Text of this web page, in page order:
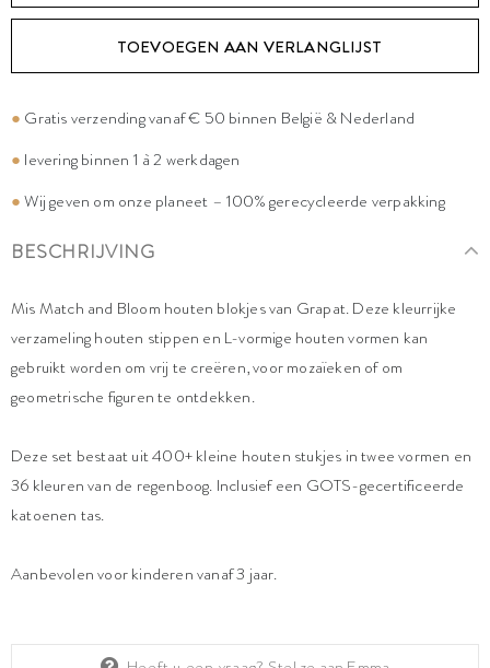
TOEVOEGEN AAN VERLANGLIJST
● Gratis verzending vanaf € 50 binnen België & Nederland
● levering binnen 1 à 2 werkdagen
●Wij geven om onze planeet – 100% gerecycleerde verpakking
BESCHRIJVING
Mis Match and Bloom houten blokjes van Grapat. Deze kleurrijke
verzameling houten stippen en L-vormige houten vormen kan
gebruikt worden om vrij te creëren, voor mozaïeken of om
geometrische figuren te ontdekken.
Deze set bestaat uit 400+ kleine houten stukjes in twee vormen en
36 kleuren van de regenboog. Inclusief een GOTS-gecertificeerde
katoenen tas.
Aanbevolen voor kinderen vanaf 3 jaar.